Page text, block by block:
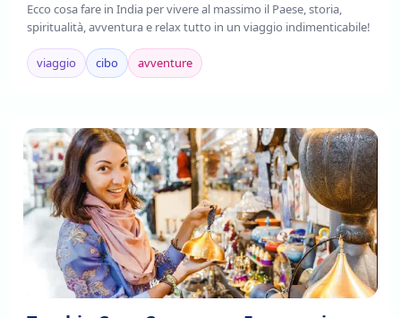
Ecco cosa fare in India per vivere al massimo il Paese, storia,
spiritualità, avventura e relax tutto in un viaggio indimenticabile!
viaggio cibo avventure